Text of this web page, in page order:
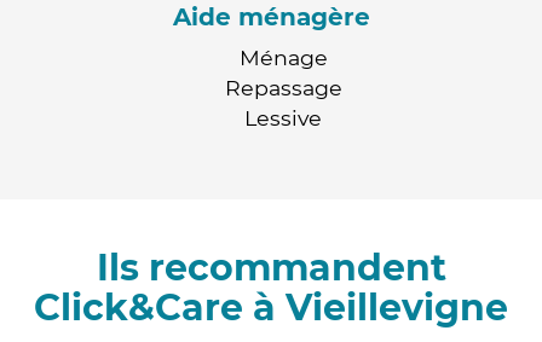
Aide ménagère
Ménage
Repassage
Lessive
Ils recommandent
Click&Care à Vieillevigne